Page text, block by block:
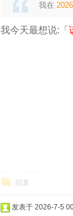
我在
我今天最想说:「
回复
发表于 2026-7-5